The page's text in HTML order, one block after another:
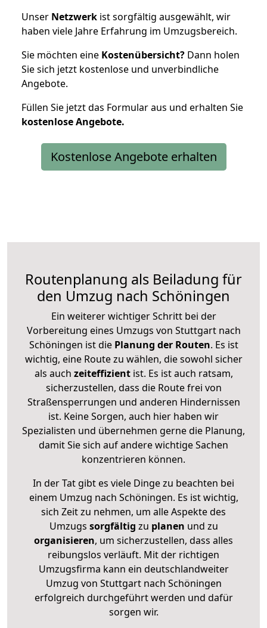
Unser Netzwerk ist sorgfältig ausgewählt, wir
haben viele Jahre Erfahrung im Umzugsbereich.
Sie möchten eine Kostenübersicht? Dann holen
Sie sich jetzt kostenlose und unverbindliche
Angebote.
Füllen Sie jetzt das Formular aus und erhalten Sie
kostenloseAngebote.
Kostenlose Angebote erhalten
Routenplanung als Beiladung für
den Umzug nach Schöningen
Ein weiterer wichtiger Schritt bei der
Vorbereitung eines Umzugs von Stuttgart nach
Schöningen ist diePlanung der Routen. Es ist
wichtig, eine Route zu wählen, die sowohl sicher
als auch zeiteffizientist. Es ist auch ratsam,
sicherzustellen, dass die Route frei von
Straßensperrungen und anderen Hindernissen
ist. Keine Sorgen, auch hier haben wir
Spezialisten und übernehmen gerne die Planung,
damit Sie sich auf andere wichtige Sachen
konzentrieren können.
In der Tat gibt es viele Dinge zu beachten bei
einem Umzug nach Schöningen. Es ist wichtig,
sich Zeit zu nehmen, um alle Aspekte des
Umzugs sorgfältig zu planen und zu
organisieren, um sicherzustellen, dass alles
reibungslos verläuft. Mit der richtigen
Umzugsfirma kann ein deutschlandweiter
Umzug von Stuttgart nach Schöningen
erfolgreich durchgeführt werden und dafür
sorgen wir.